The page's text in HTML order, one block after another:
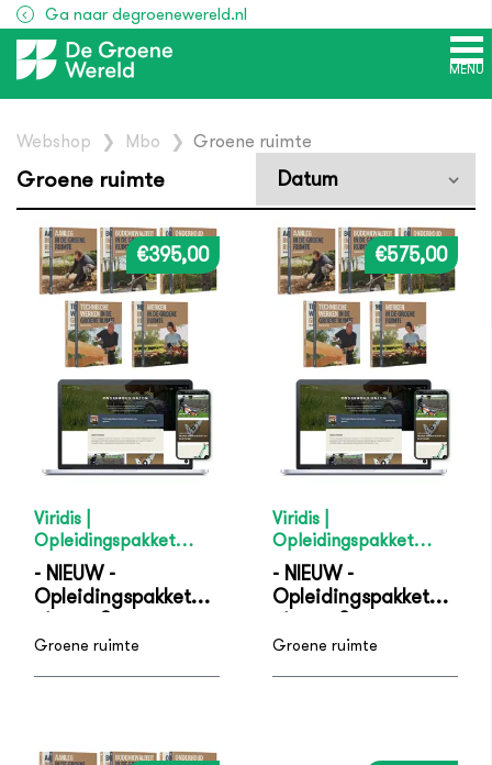
Ga naar degroenewereld.nl
MENU
Webshop ❯ Mbo ❯ Groene ruimte
Groene ruimte
Viridis |
Opleidingspakket
Medewerker Groene
ruimte - niveau 2
- NIEUW -
Opleidingspakket
niveau 2
€395,00
Groene ruimte
Viridis |
Opleidingspakket
Vakbekwaam
Medewerker Groene
ruimte - niveau 3
- NIEUW -
Opleidingspakket
niveau 3
€575,00
Groene ruimte